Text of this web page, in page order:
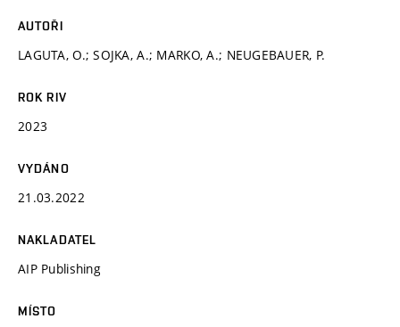
AUTOŘI
LAGUTA, O.; SOJKA, A.; MARKO, A.; NEUGEBAUER, P.
ROK RIV
2023
VYDÁNO
21.03.2022
NAKLADATEL
AIP Publishing
MÍSTO